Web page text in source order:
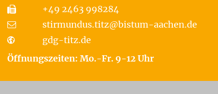
+49 2463 998284
stirmundus.titz@bistum-aachen.de
gdg-titz.de
Öffnungszeiten: Mo.-Fr. 9-12 Uhr